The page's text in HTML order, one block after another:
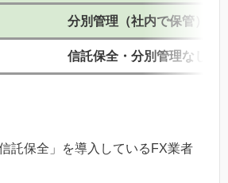
分別管理（社内で保管）
信託保全・分別管理なし
託保全」を導入しているFX業者